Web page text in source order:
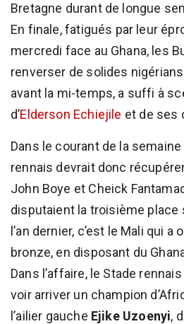
Bretagne durant de longue
En finale, fatigués par leur
mercredi face au Ghana, les
renverser de solides
avant la mi-temps, a suffi à
d’Elderson Echiejile et de ses
Dans le courant de la
rennais devrait donc
John Boye et Cheick
disputaient la troisième place
l’an dernier, c’est le Mali qui
bronze, en disposant du
Dans l’affaire, le Stade
voir arriver un champion
l’ailier gauche Ejike Uzoenyi,